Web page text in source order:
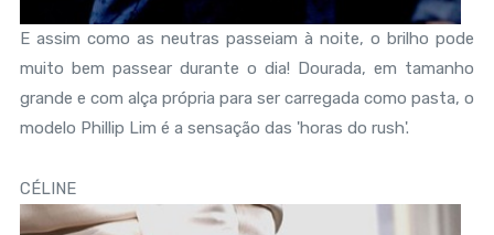
E assim como as neutras passeiam à noite, o brilho pode
muito bem passear durante o dia! Dourada, em tamanho
grande e com alça própria para ser carregada como pasta, o
modelo Phillip Lim é a sensação das 'horas do rush'.
CÉLINE